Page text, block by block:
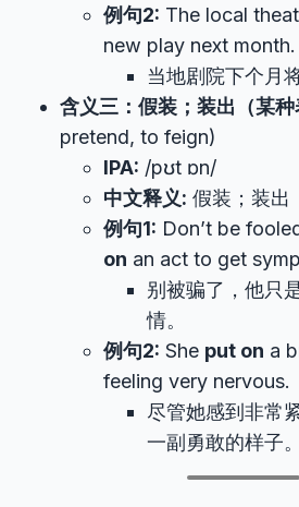
例句2: The local
new play next month.
当地剧院下个月
含义三：假装；装出（某种
pretend, to feign)
IPA: /pʊt ɒn/
中文释义: 假装；装出
例句1: Don’t be
on an act to get
别被骗了，他只
情。
例句2: She put on a
feeling very nervous.
尽管她感到非常
一副勇敢的样子。